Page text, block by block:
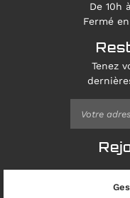
De 10h
Fermé
Tenez